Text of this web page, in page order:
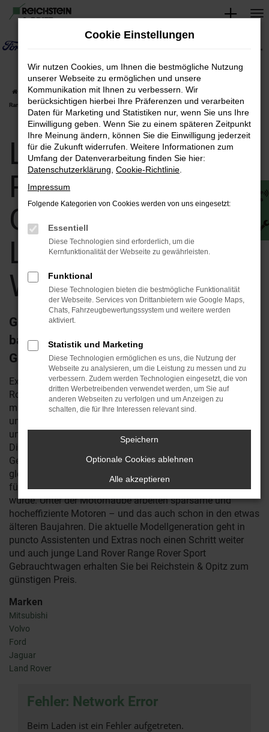
Zum
springen
Startseite Weimar Land Rover Land Rover Range Rover Sport
Range Rover Sport Gebrauchtwagen | Lieferservice nach Weimar
Land Rover Range
Rover Sport
Gebrauchtwagen |
Lieferservice nach
Weimar
Günstig durch Weimar fahren – vielleicht
bald im Land Rover Range Rover Sport
Gebrauchtwagen?
Experten wissen, dass man mit einem Land Rover Range
Rover Sport Gebrauchtwagen in Weimar nichts verkehrt
macht. Die Fahrzeuge des Herstellers zeichnen sich seit eh
und je durch Langlebigkeit und eine exzellente Qualität aus
und leisten auch noch nach Jahren treue und pannenfreie
Dienste. Für Weimar ist ein Land Rover Range Rover Sport
Gebrauchtwagen ohnehin eine gute Wahl, da dieses Auto
gleichermaßen für das Stop-and-Go des Stadtverkehrs wie
für Fahrten auf Autobahn und Landstraße geschaffen
wurde. Unter der Motorhaube arbeiten sparsame und
hocheffiziente Motoren – und das auch schon in den etwas
älteren Baujahren. Die aktuelle Modellgeneration geht in
puncto Assistenten und Extras noch einen Schritt weiter
und auch junge Land Rover Range Rover Sport
Gebrauchtwagen erhalten Sie bei Reichstein & Opitz zum
günstigen Preis.
Marken
Mitsubishi
Volvo
Ford
Jaguar
Land Rover
Fehler: Network Error
Beim Laden ist ein Fehler aufgetreten.
Cookie Einstellungen
Wir nutzen Cookies, um Ihnen die bestmögliche Nutzung
unserer Webseite zu ermöglichen und unsere
Kommunikation mit Ihnen zu verbessern. Wir
berücksichtigen hierbei Ihre Präferenzen und verarbeiten
Daten für Marketing und Statistiken nur, wenn Sie uns Ihre
Einwilligung geben. Wenn Sie zu einem späteren Zeitpunkt
Ihre Meinung ändern, können Sie die Einwilligung jederzeit
für die Zukunft widerrufen. Weitere Informationen zum
Umfang der Datenverarbeitung finden Sie hier:
Datenschutzerklärung Cookie-Richtlinie
Impressum
Folgende Kategorien von Cookies werden von uns eingesetzt:
Essentiell
Diese Technologien sind erforderlich, um die
Kernfunktionalität der Webseite zu gewährleisten.
Funktional
Diese Technologien bieten die bestmögliche Funktionalität
der Webseite. Services von Drittanbietern wie Google Maps,
Chats, Fahrzeugbewertungssystem und weitere werden
aktiviert.
Statistik und Marketing
Diese Technologien ermöglichen es uns, die Nutzung der
Webseite zu analysieren, um die Leistung zu messen und zu
verbessern. Zudem werden Technologien eingesetzt, die von
dritten Werbetreibenden verwendet werden, um Sie auf
anderen Webseiten zu verfolgen und um Anzeigen zu
schalten, die für Ihre Interessen relevant sind.
Speichern
Optionale Cookies ablehnen
Alle akzeptieren